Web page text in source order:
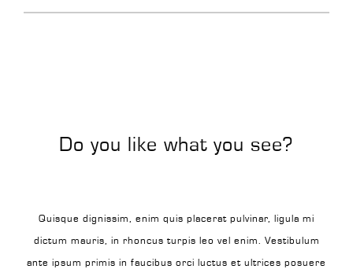
Do you like what you see?
Quisque dignissim, enim quis placerat pulvinar, ligula mi
dictum mauris, in rhoncus turpis leo vel enim. Vestibulum
ante ipsum primis in faucibus orci luctus et ultrices posuere